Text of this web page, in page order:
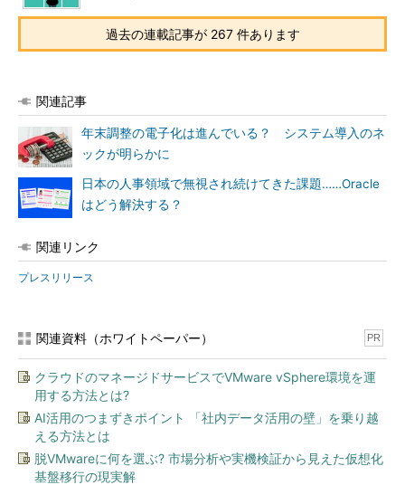
過去の連載記事が 267 件あります
関連記事
年末調整の電子化は進んでいる？ システム導入のネ
ックが明らかに
日本の人事領域で無視され続けてきた課題……Oracle
はどう解決する？
関連リンク
プレスリリース
関連資料（ホワイトペーパー） PR
クラウドのマネージドサービスでVMware vSphere環境を運
用する方法とは?
AI活用のつまずきポイント 「社内データ活用の壁」を乗り越
える方法とは
脱VMwareに何を選ぶ? 市場分析や実機検証から見えた仮想化
基盤移行の現実解